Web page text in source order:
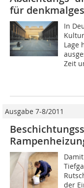
für
In
Lage
Zeit
Ausgabe 7-8/2011
der